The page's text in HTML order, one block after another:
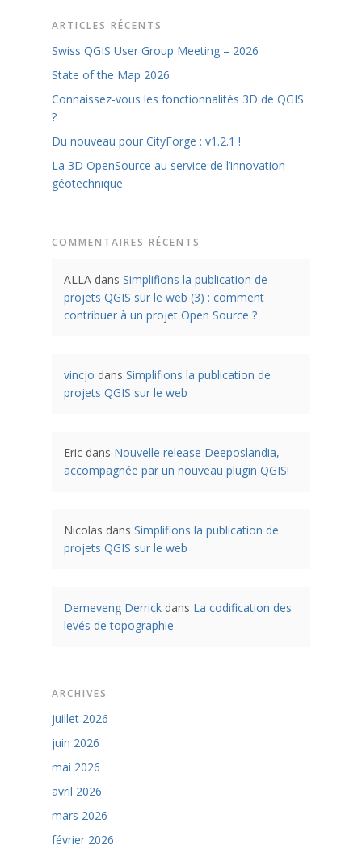
ARTICLES RÉCENTS
Swiss QGIS User Group Meeting – 2026
State of the Map 2026
Connaissez-vous les fonctionnalités 3D de QGIS
?
Du nouveau pour CityForge : v1.2.1 !
La 3D OpenSource au service de l’innovation
géotechnique
COMMENTAIRES RÉCENTS
ALLA dans Simplifions la publication de
projets QGIS sur le web (3) : comment
contribuer à un projet Open Source ?
vincjo dans Simplifions la publication de
projets QGIS sur le web
Eric dans Nouvelle release Deeposlandia,
accompagnée par un nouveau plugin QGIS!
Nicolas dans Simplifions la publication de
projets QGIS sur le web
Demeveng Derrick dans La codification des
levés de topographie
ARCHIVES
juillet 2026
juin 2026
mai 2026
avril 2026
mars 2026
février 2026